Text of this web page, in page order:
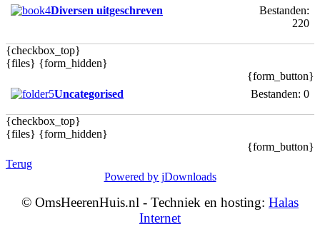
Diversen uitgeschreven
Bestanden:
220
{checkbox_top}
{files} {form_hidden}
{form_button}
Uncategorised
Bestanden: 0
{checkbox_top}
{files} {form_hidden}
{form_button}
Terug
Powered by jDownloads
© OmsHeerenHuis.nl - Techniek en hosting: Halas
Internet